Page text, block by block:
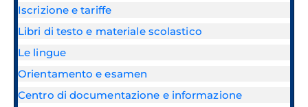
Iscrizione e tariffe
Libri di testo e materiale scolastico
Le lingue
Orientamento e esamen
Centro di documentazione e informazione